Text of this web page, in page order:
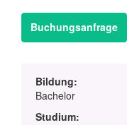
Buchungsanfrage
Bildung:
Bachelor
Studium: